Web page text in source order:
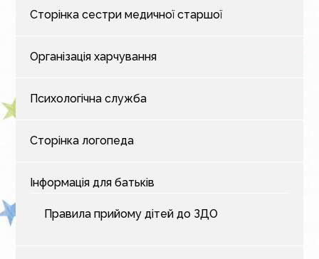
Сторінка сестри медичної старшої
Організація харчування
Психологічна служба
Сторінка логопеда
Інформація для батьків
Правила прийому дітей до ЗДО